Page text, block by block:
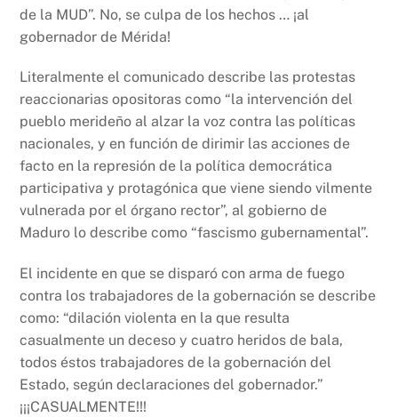
de la MUD”. No, se culpa de los hechos … ¡al
gobernador de Mérida!
Literalmente el comunicado describe las protestas
reaccionarias opositoras como “la intervención del
pueblo merideño al alzar la voz contra las políticas
nacionales, y en función de dirimir las acciones de
facto en la represión de la política democrática
participativa y protagónica que viene siendo vilmente
vulnerada por el órgano rector”, al gobierno de
Maduro lo describe como “fascismo gubernamental”.
El incidente en que se disparó con arma de fuego
contra los trabajadores de la gobernación se describe
como: “dilación violenta en la que resulta
casualmente un deceso y cuatro heridos de bala,
todos éstos trabajadores de la gobernación del
Estado, según declaraciones del gobernador.”
¡¡¡CASUALMENTE!!!